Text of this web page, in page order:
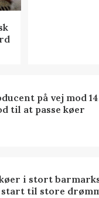
på vej mod
til at passe køer
i stort
start til store